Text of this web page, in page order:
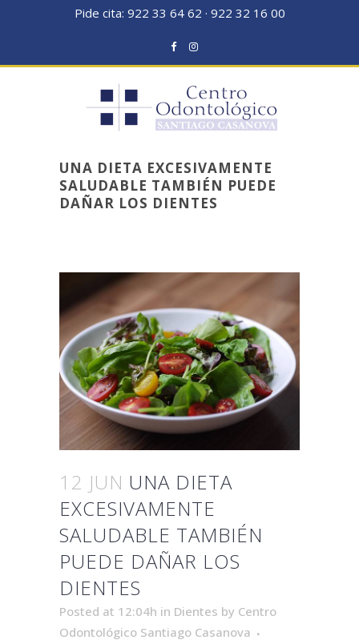
Pide cita: 922 33 64 62 · 922 32 16 00
UNA DIETA EXCESIVAMENTE
SALUDABLE TAMBIÉN PUEDE
DAÑAR LOS DIENTES
12 JUN UNA DIETA
EXCESIVAMENTE
SALUDABLE TAMBIÉN
PUEDE DAÑAR LOS
DIENTES
Posted at 12:04h in Dientes by Centro
Odontológico Santiago Casanova